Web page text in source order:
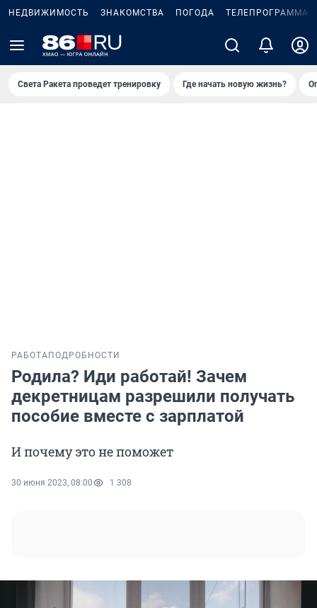
НЕДВИЖИМОСТЬ ЗНАКОМСТВА ПОГОДА ТЕЛЕПРОГРАММА
Света Ракета проведет тренировку Где начать новую жизнь?
РАБОТА ПОДРОБНОСТИ
Родила? Иди работай! Зачем
декретницам разрешили получать
пособие вместе с зарплатой
И почему это не поможет
30 июня 2023, 08:00 1 308